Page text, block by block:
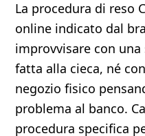
La procedura di reso
online indicato dal
improvvisare con
fatta alla cieca, né
negozio fisico
problema al banco.
procedura specifica